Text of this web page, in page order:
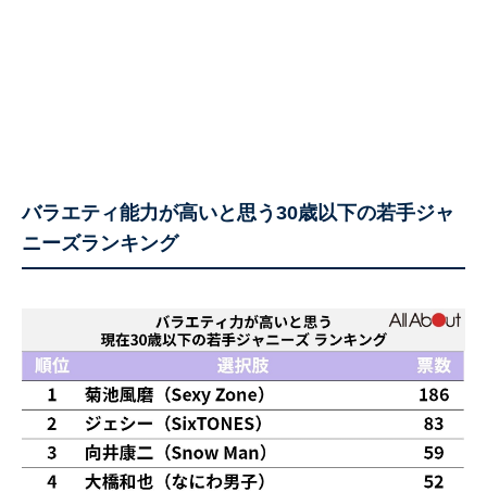
バラエティ能力が高いと思う30歳以下の若手ジャ
ニーズランキング